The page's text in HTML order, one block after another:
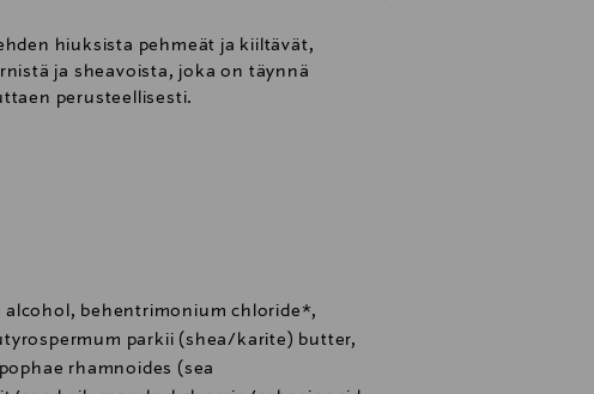
hiuksista pehmeät ja kiiltävät,
ja sheavoista, joka on täynnä
perusteellisesti.
behentrimonium chloride*,
parkii (shea/karite) butter,
rhamnoides (sea